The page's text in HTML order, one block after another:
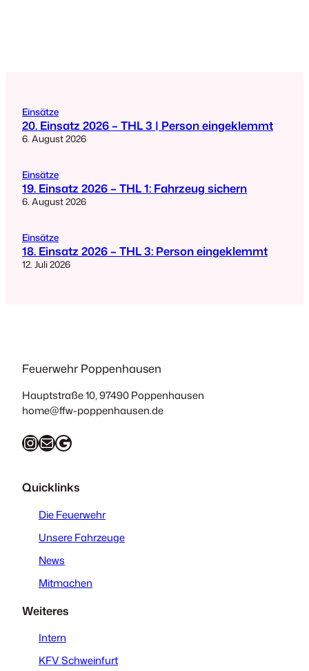
Einsätze
20. Einsatz 2026 – THL 3 | Person eingeklemmt
6. August 2026
Einsätze
19. Einsatz 2026 – THL 1: Fahrzeug sichern
6. August 2026
Einsätze
18. Einsatz 2026 – THL 3: Person eingeklemmt
12. Juli 2026
Feuerwehr Poppenhausen
Hauptstraße 10, 97490 Poppenhausen
home@ffw-poppenhausen.de
InstagramE-Mail Google Maps
Quicklinks
Die Feuerwehr
Unsere Fahrzeuge
News
Mitmachen
Weiteres
Intern
KFV Schweinfurt